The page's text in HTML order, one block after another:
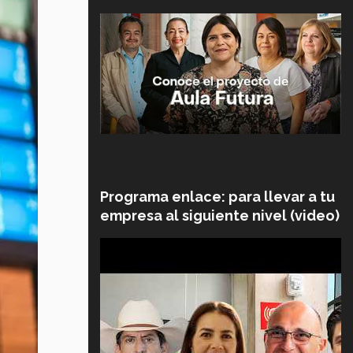
Programa enlace: para llevar a tu
empresa al siguiente nivel (video)